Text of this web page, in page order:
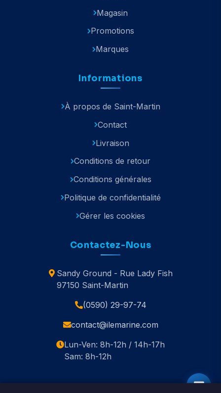
Magasin
Promotions
Marques
Informations
À propos de Saint-Martin
Contact
Livraison
Conditions de retour
Conditions générales
Politique de confidentialité
Gérer les cookies
Contactez-Nous
Sandy Ground - Rue Lady Fish
97150 Saint-Martin
(0590) 29-97-74
contact@ilemarine.com
Lun-Ven: 8h-12h / 14h-17h
Sam: 8h-12h